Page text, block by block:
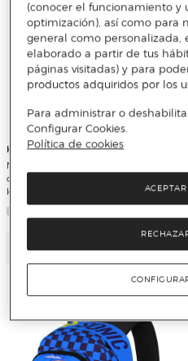
Karactermania
Mochila preescolar joy la patrulla
canina dots Paramount
Karactermania azul
Añadir
(conocer el funcionamiento y
optimización), así como para
general como personalizada,
elaborado a partir de tus
páginas visitadas) y para
productos adquiridos por los
Para administrar o
Configurar Cookies.
Política de cookies